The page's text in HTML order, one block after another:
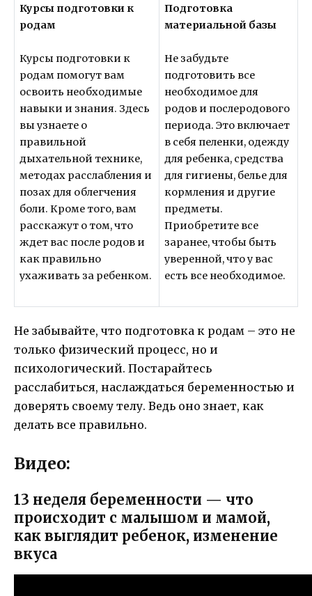
Курсы подготовки к
родам
Курсы подготовки к
родам помогут вам
освоить необходимые
навыки и знания. Здесь
вы узнаете о
правильной
дыхательной технике,
методах расслабления и
позах для облегчения
боли. Кроме того, вам
расскажут о том, что
ждет вас после родов и
как правильно
ухаживать за ребенком.
Подготовка
материальной базы
Не забудьте
подготовить все
необходимое для
родов и послеродового
периода. Это включает
в себя пеленки, одежду
для ребенка, средства
для гигиены, белье для
кормления и другие
предметы.
Приобретите все
заранее, чтобы быть
уверенной, что у вас
есть все необходимое.
Не забывайте, что подготовка к родам – это не
только физический процесс, но и
психологический. Постарайтесь
расслабиться, наслаждаться беременностью и
доверять своему телу. Ведь оно знает, как
делать все правильно.
Видео:
13 неделя беременности — что
происходит с малышом и мамой,
как выглядит ребенок, изменение
вкуса